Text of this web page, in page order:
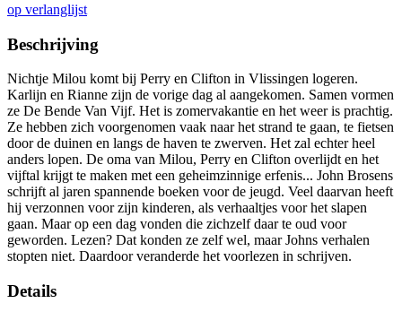
op verlanglijst
Beschrijving
Nichtje Milou komt bij Perry en Clifton in Vlissingen logeren.
Karlijn en Rianne zijn de vorige dag al aangekomen. Samen vormen
ze De Bende Van Vijf. Het is zomervakantie en het weer is prachtig.
Ze hebben zich voorgenomen vaak naar het strand te gaan, te fietsen
door de duinen en langs de haven te zwerven. Het zal echter heel
anders lopen. De oma van Milou, Perry en Clifton overlijdt en het
vijftal krijgt te maken met een geheimzinnige erfenis... John Brosens
schrijft al jaren spannende boeken voor de jeugd. Veel daarvan heeft
hij verzonnen voor zijn kinderen, als verhaaltjes voor het slapen
gaan. Maar op een dag vonden die zichzelf daar te oud voor
geworden. Lezen? Dat konden ze zelf wel, maar Johns verhalen
stopten niet. Daardoor veranderde het voorlezen in schrijven.
Details